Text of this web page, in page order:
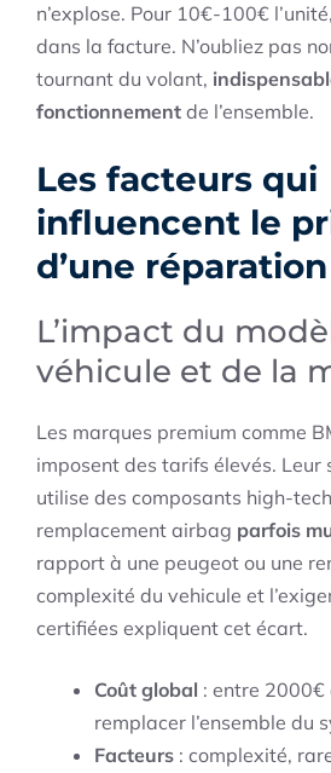
n’explose. Pour 10€-100€
dans la facture. N’oubliez pas
tournant du volant,
fonctionnement de l’ensemble.
Les facteurs qui
influencent le
d’une
L’impact du
véhicule et de la
Les marques premium comme
imposent des tarifs élevés. Leur
utilise des composants high-
remplacement airbag parfois
rapport à une peugeot ou une
complexité du vehicule et
certifiées expliquent cet écart.
Coût global : entre
remplacer l’ensemble du
Facteurs : complexité,